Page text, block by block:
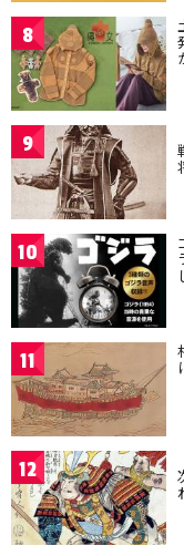
8
9
10
11
12